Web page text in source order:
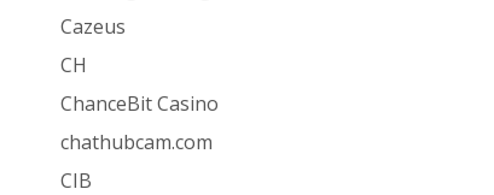
Cazeus
CH
ChanceBit Casino
chathubcam.com
CIB